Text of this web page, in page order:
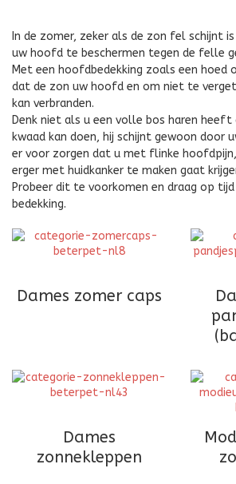
In de zomer, zeker als de zon fel schijnt
uw hoofd te beschermen tegen de felle
Met een hoofdbedekking zoals een
dat de zon uw hoofd en om niet te
kan verbranden.
Denk niet als u een volle bos haren heeft
kwaad kan doen, hij schijnt gewoon door
er voor zorgen dat u met flinke
erger met huidkanker te maken gaat
Probeer dit te voorkomen en draag op
bedekking.
Dames zomer caps
Dames
zonnekleppen